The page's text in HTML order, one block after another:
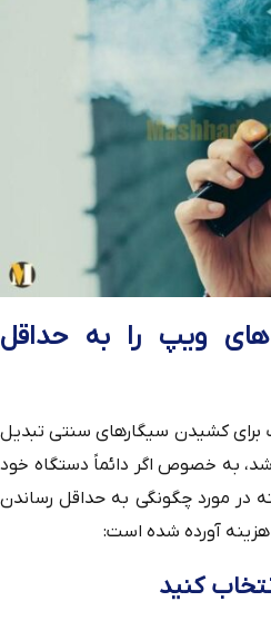
ویپ را به حداقل
کشیدن سیگارهای سنتی تبدیل
به خصوص اگر دائماً دستگاه خود
در مورد چگونگی به حداقل رساندن
آورده شده است:
کنید